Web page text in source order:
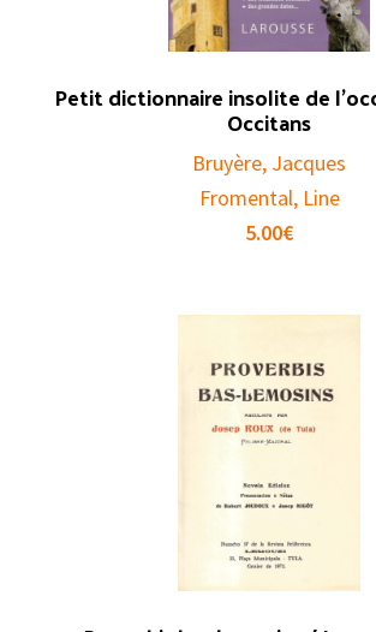
Petit dictionnaire insolite de
Occitans
Bruyère, Jacques
Fromental, Line
5.00€